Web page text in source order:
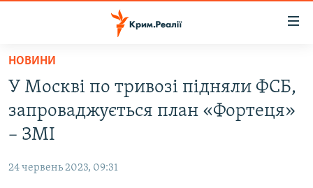
Перейти
основного
матеріалу
Перейти
основної
навігації
ВІДЕО ТА ФОТО
БЛОГИ
НОВИНИ
У Москві по тривозі підняли ФСБ,
запроваджується план «Фортеця»
– ЗМІ
24 червень 2023, 09:31